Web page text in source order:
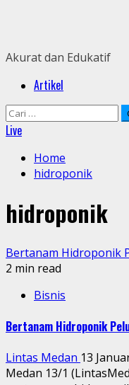
Akurat dan Edukatif
PrimaryArtikel
Cari
untuk:
Live
Home
hidroponik
hidroponik
Bertanam Hidroponik
2 min read
Bisnis
Bertanam Hidroponik
Lintas Medan 13
Medan 13/1